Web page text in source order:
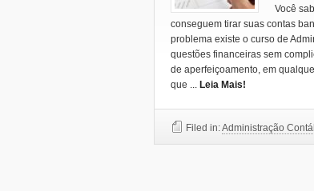
Você
conseguem tirar suas contas
problema existe o curso de
questões financeiras sem
de aperfeiçoamento, em
que ... Leia Mais!
Filed in:Administração